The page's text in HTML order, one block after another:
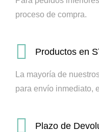
proceso de compra.
Productos en
La mayoría de
para envío inmediato,
Plazo de